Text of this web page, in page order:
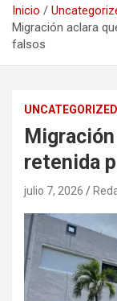
Inicio
Migración aclara
falsos
UNCATEGORIZED
retenida
julio 7, 2026